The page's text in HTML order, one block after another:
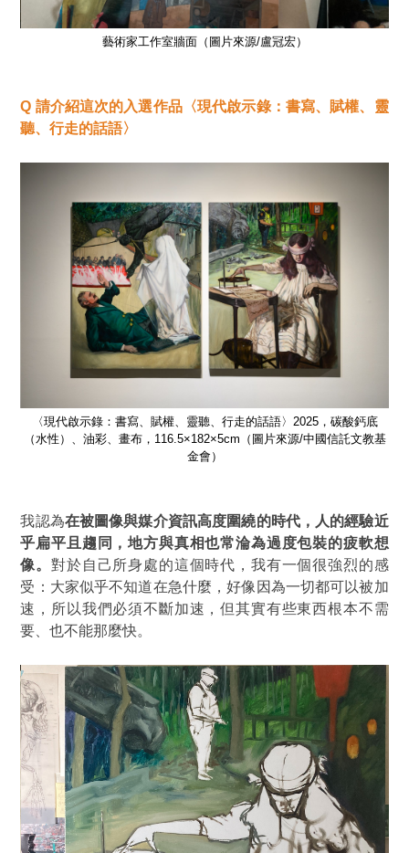
藝術家工作室牆面（圖片來源/盧冠宏）
Q 請介紹這次的入選作品〈現代啟示錄：書寫、賦權、靈
聽、行走的話語〉
〈現代啟示錄：書寫、賦權、靈聽、行走的話語〉2025，碳酸鈣底
（水性）、油彩、畫布，116.5×182×5cm（圖片來源/中國信託文教基
金會）
我認為在被圖像與媒介資訊高度圍繞的時代，人的經驗近
乎扁平且趨同，地方與真相也常淪為過度包裝的疲軟想
像。對於自己所身處的這個時代，我有一個很強烈的感
受：大家似乎不知道在急什麼，好像因為一切都可以被加
速，所以我們必須不斷加速，但其實有些東西根本不需
要、也不能那麼快。